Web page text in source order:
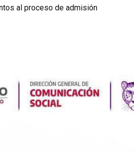
al proceso de admisión